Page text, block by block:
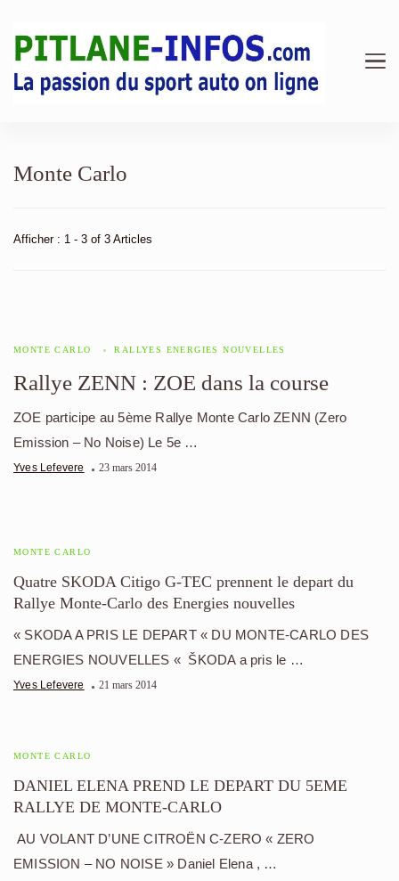
Monte Carlo
Afficher : 1 - 3 of 3 Articles
MONTE CARLO RALLYES ENERGIES NOUVELLES
Rallye ZENN : ZOE dans la course
ZOE participe au 5ème Rallye Monte Carlo ZENN (Zero
Emission – No Noise) Le 5e …
Yves Lefevere 23 mars 2014
MONTE CARLO
Quatre SKODA Citigo G-TEC prennent le depart du
Rallye Monte-Carlo des Energies nouvelles
« SKODA A PRIS LE DEPART « DU MONTE-CARLO DES
ENERGIES NOUVELLES « ŠKODA a pris le …
Yves Lefevere 21 mars 2014
MONTE CARLO
DANIEL ELENA PREND LE DEPART DU 5EME
RALLYE DE MONTE-CARLO
AU VOLANT D’UNE CITROËN C-ZERO « ZERO
EMISSION – NO NOISE » Daniel Elena , …